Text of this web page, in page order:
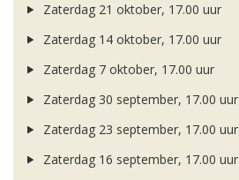
Zaterdag 21 oktober, 17.00 uur
Zaterdag 14 oktober, 17.00 uur
Zaterdag 7 oktober, 17.00 uur
Zaterdag 30 september, 17.00 uur
Zaterdag 23 september, 17.00 uur
Zaterdag 16 september, 17.00 uur